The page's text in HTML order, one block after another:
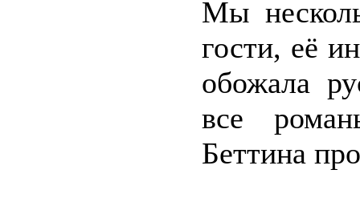
Мы
гости, её
обожала
все
Беттина